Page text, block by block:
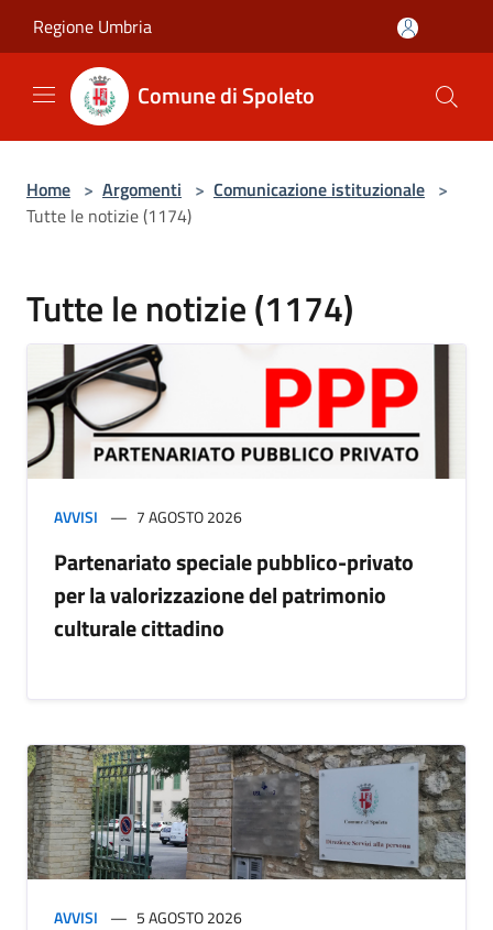
Regione Umbria
Comune di Spoleto
Home > Argomenti > Comunicazione istituzionale >
Tutte le notizie (1174)
Tutte le notizie (1174)
AVVISI 7 AGOSTO 2026
Partenariato speciale pubblico-privato
per la valorizzazione del patrimonio
culturale cittadino
AVVISI 5 AGOSTO 2026